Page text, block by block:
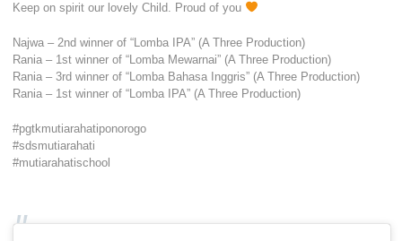
Keep on spirit our lovely Child. Proud of you
Najwa – 2nd winner of “Lomba IPA” (A Three Production)
Rania – 1st winner of “Lomba Mewarnai” (A Three Production)
Rania – 3rd winner of “Lomba Bahasa Inggris” (A Three Production)
Rania – 1st winner of “Lomba IPA” (A Three Production)
#pgtkmutiarahatiponorogo
#sdsmutiarahati
#mutiarahatischool